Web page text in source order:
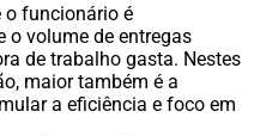
o funcionário é
o volume de entregas
de trabalho gasta. Nestes
maior também é a
a eficiência e foco em